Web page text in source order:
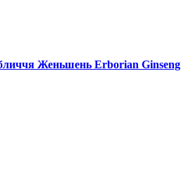
Женьшень Erborian Ginseng